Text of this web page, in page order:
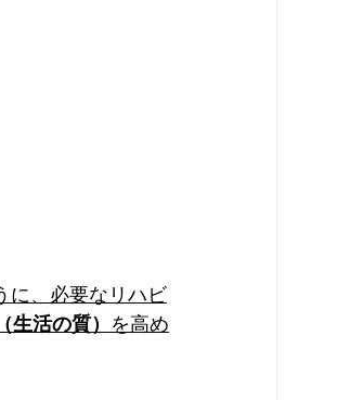
に、必要なリハビ
生活の質） を高め